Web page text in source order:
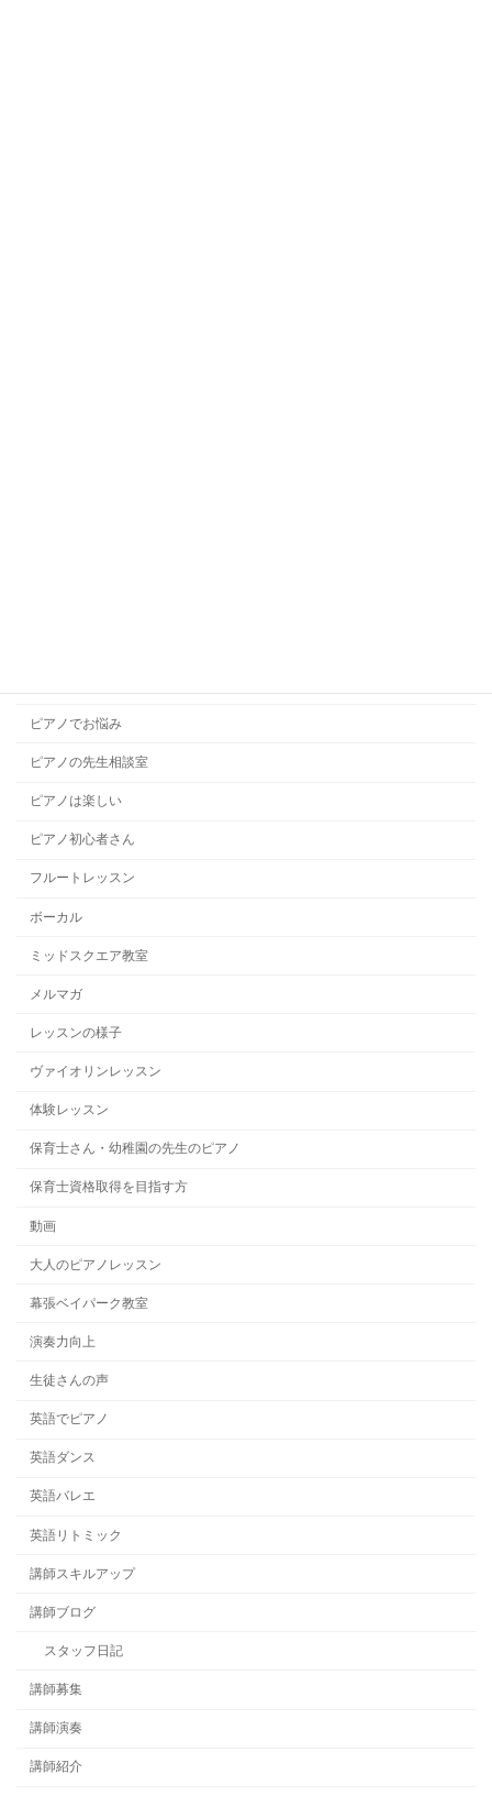
ピアノでお悩み
ピアノの先生相談室
ピアノは楽しい
ピアノ初心者さん
フルートレッスン
ボーカル
ミッドスクエア教室
メルマガ
レッスンの様子
ヴァイオリンレッスン
体験レッスン
保育士さん・幼稚園の先生のピアノ
保育士資格取得を目指す方
動画
大人のピアノレッスン
幕張ベイパーク教室
演奏力向上
生徒さんの声
英語でピアノ
英語ダンス
英語バレエ
英語リトミック
講師スキルアップ
講師ブログ
スタッフ日記
講師募集
講師演奏
講師紹介